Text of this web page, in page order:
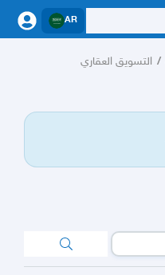
AR
/ التسويق العقاري